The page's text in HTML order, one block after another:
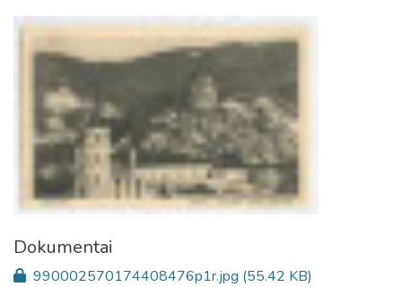
Dokumentai
990002570174408476p1r.jpg (55.42 KB)